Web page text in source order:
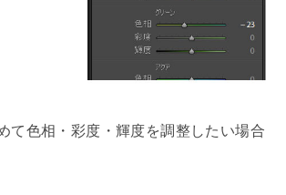
て色相・彩度・輝度を調整したい場合